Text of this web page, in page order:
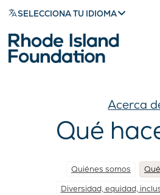
SELECCIONA TU IDIOMA
Acerca
Qué
Quiénes somos
Diversidad, equidad,